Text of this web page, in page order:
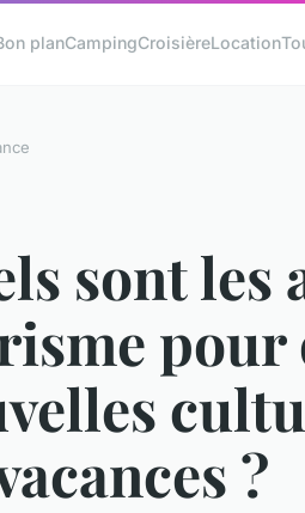
planCampingCroisièreLocation
sont les
pour
?